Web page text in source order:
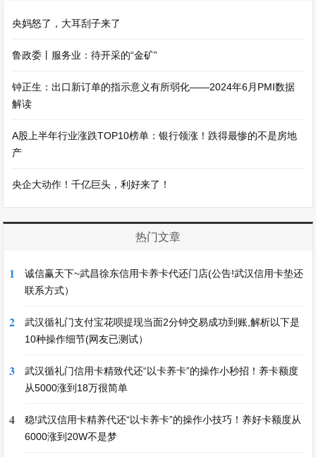
央妈怒了，大耳刮子来了
鲁政委丨服务业：待开采的“金矿”
钟正生：出口新订单的指示意义有所弱化——2024年6月PMI数据
解读
A股上半年行业涨跌TOP10榜单：银行领涨！跌得最惨的不是房地
产
央企大动作！千亿巨头，利好来了！
热门文章
1
诚信赢天下~武昌徐东信用卡养卡代还门店(公告!武汉信用卡垫还
联系方式）
2
武汉循礼门支付宝花呗提现当面2分钟交易成功到账,解析以下是
10种操作细节(网友已测试）
3
武汉循礼门信用卡精致代还“以卡养卡”的操作小秒招！养卡额度
从5000涨到18万很简单
4
稳!武汉信用卡精养代还“以卡养卡”的操作小技巧！养好卡额度从
6000涨到20W不是梦